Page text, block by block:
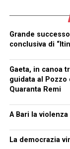
Grande
conclusiva di
Gaeta, in canoa
guidata al Pozzo
Quaranta Remi
A Bari la
La democrazia